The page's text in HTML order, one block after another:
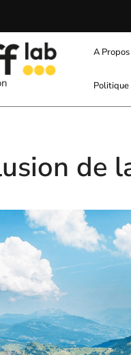
A Propos
de